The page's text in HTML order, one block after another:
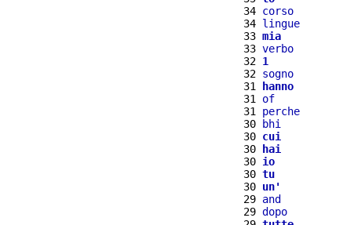
34 corso
34 lingue
33 mia
33 verbo
32 1
32 sogno
31
hanno
31 of
31 perche
30
bhi
30 cui
30
hai
30 io
30 tu
30 un'
29 and
29 dopo